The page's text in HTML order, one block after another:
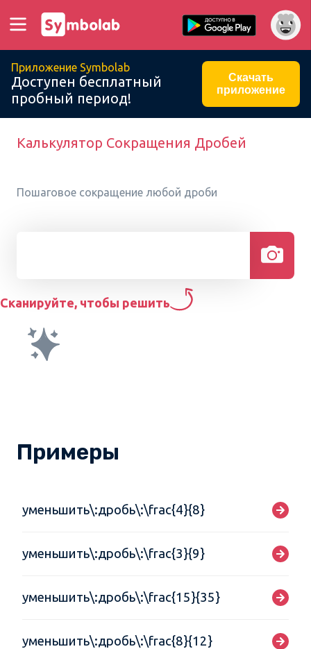
Приложение Symbolab
Доступен бесплатный
пробный период!
Скачать
приложение
Калькулятор Сокращения Дробей
Пошаговое сокращение любой дроби
Сканируйте, чтобы решить
Примеры
уменьшить\:дробь\:\frac{4}{8}
уменьшить\:дробь\:\frac{3}{9}
уменьшить\:дробь\:\frac{15}{35}
уменьшить\:дробь\:\frac{8}{12}